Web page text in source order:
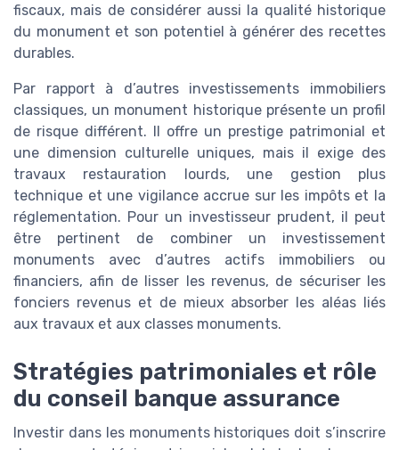
fiscaux, mais de considérer aussi la qualité historique
du monument et son potentiel à générer des recettes
durables.
Par rapport à d’autres investissements immobiliers
classiques, un monument historique présente un profil
de risque différent. Il offre un prestige patrimonial et
une dimension culturelle uniques, mais il exige des
travaux restauration lourds, une gestion plus
technique et une vigilance accrue sur les impôts et la
réglementation. Pour un investisseur prudent, il peut
être pertinent de combiner un investissement
monuments avec d’autres actifs immobiliers ou
financiers, afin de lisser les revenus, de sécuriser les
fonciers revenus et de mieux absorber les aléas liés
aux travaux et aux classes monuments.
Stratégies patrimoniales et rôle
du conseil banque assurance
Investir dans les monuments historiques doit s’inscrire